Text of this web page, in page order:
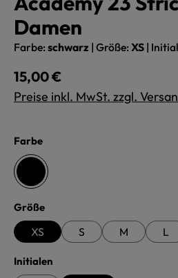
Damen
Farbe: schwarz | Größe: XS |
Regulärer Preis:
15,00 €
Preise inkl. MwSt. zzgl.
Farbeauswählen
schwarz
Größeauswählen
XS S M L
Initialen